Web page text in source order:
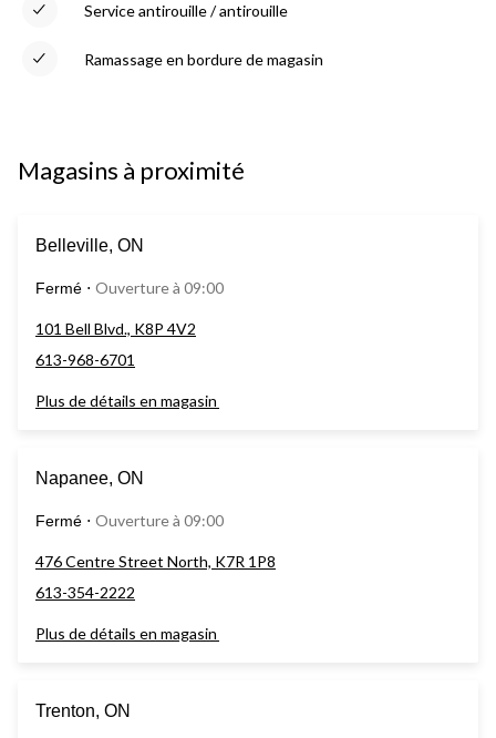
Service antirouille / antirouille
Ramassage en bordure de magasin
Magasins à proximité
Belleville, ON
Fermé ⋅ Ouverture à 09:00
101 Bell Blvd., K8P 4V2
613-968-6701
Plus de détails en magasin
Napanee, ON
Fermé ⋅ Ouverture à 09:00
476 Centre Street North, K7R 1P8
613-354-2222
Plus de détails en magasin
Trenton, ON